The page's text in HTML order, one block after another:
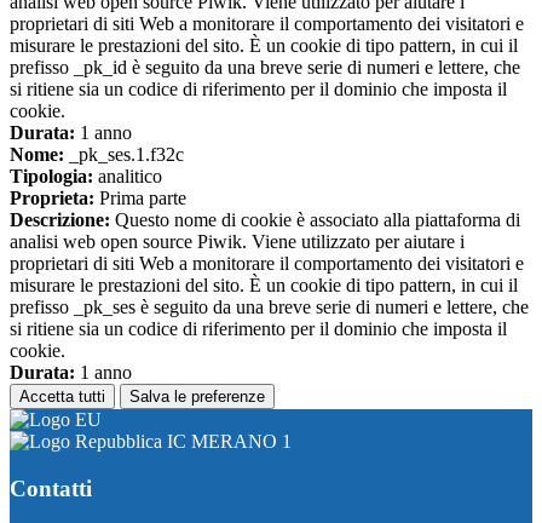
proprietari di siti Web a monitorare il comportamento dei visitatori e
misurare le prestazioni del sito. È un cookie di tipo pattern, in cui il
prefisso _pk_id è seguito da una breve serie di numeri e lettere, che
si ritiene sia un codice di riferimento per il dominio che imposta il
cookie.
Durata: 1 anno
Nome: _pk_ses.1.f32c
Tipologia: analitico
Proprieta: Prima parte
Descrizione: Questo nome di cookie è associato alla piattaforma di
analisi web open source Piwik. Viene utilizzato per aiutare i
proprietari di siti Web a monitorare il comportamento dei visitatori e
misurare le prestazioni del sito. È un cookie di tipo pattern, in cui il
prefisso _pk_ses è seguito da una breve serie di numeri e lettere, che
si ritiene sia un codice di riferimento per il dominio che imposta il
cookie.
Durata: 1 anno
Accetta tutti Salva le preferenze
IC MERANO 1
Contatti